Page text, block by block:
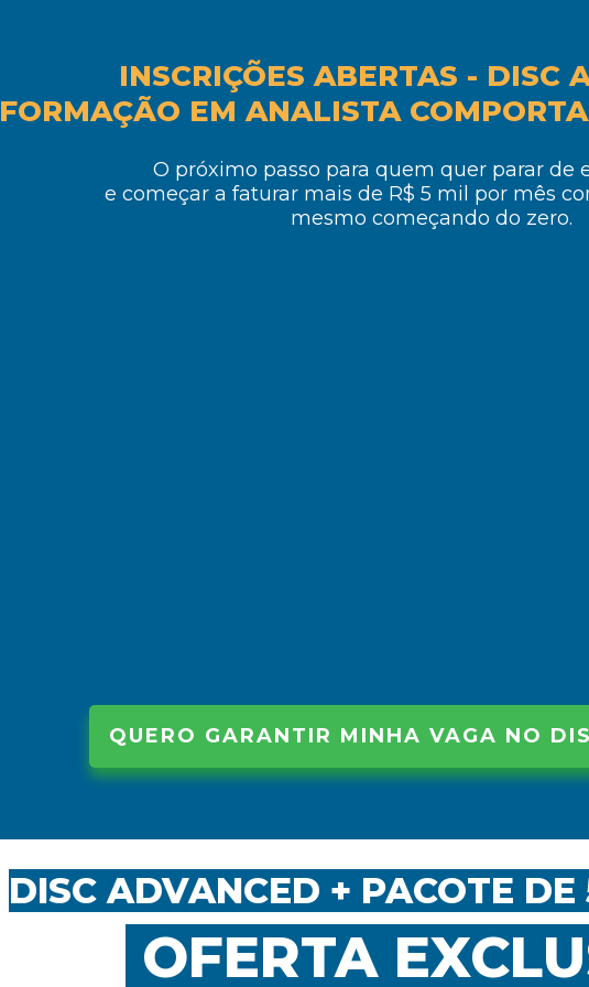
INSCRIÇÕES ABERTAS - DISC
FORMAÇÃO EM ANALISTA
O próximo passo para quem quer parar de
e começar a faturar mais de R$ 5 mil por mês
mesmo começando do zero.
QUERO GARANTIR MINHA VAGA NO
DISC ADVANCED + PACOTE
OFERTA